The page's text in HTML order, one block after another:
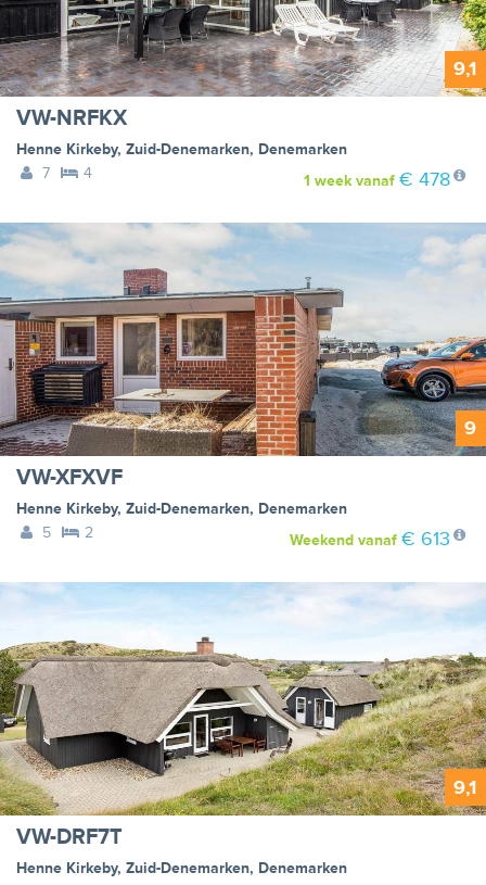
9,1
VW-NRFKX
Henne Kirkeby, Zuid-Denemarken, Denemarken
7
4 1 weekvanaf € 478
9
VW-XFXVF
Henne Kirkeby, Zuid-Denemarken, Denemarken
5
2 Weekendvanaf € 613
9,1
VW-DRF7T
Henne Kirkeby, Zuid-Denemarken, Denemarken